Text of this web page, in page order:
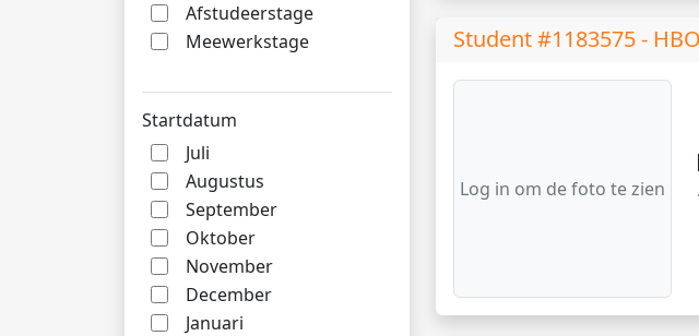
Afstudeerstage
Meewerkstage
Startdatum
Juli
Augustus
September
Oktober
November
December
Januari
Student #1183575 -
Log in om de foto te zien